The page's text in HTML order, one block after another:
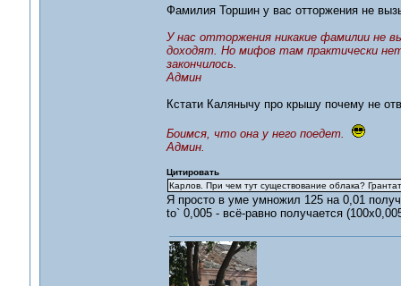
Фамилия Торшин у вас отторжения не
У нас отторжения никакие фамилии не
доходят. Но мифов там практически
закончилось.
Админ
Кстати Калянычу про крышу почему не
Боимся, что она у него поедет.
Админ.
Цитировать
Карлов. При чем тут существование облака?
Я просто в уме умножил 125 на 0,01
to` 0,005 - всё-равно получается